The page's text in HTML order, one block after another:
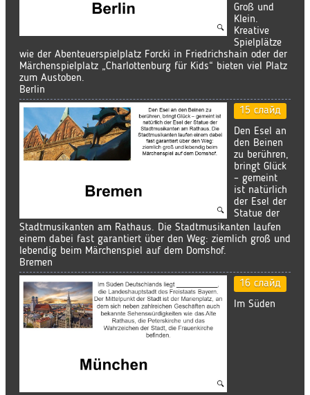
Groß und
Klein.
Kreative
Spielplätze
wie der Abenteuerspielplatz Forcki in Friedrichshain oder der
Märchenspielplatz „Charlottenburg für Kids“ bieten viel Platz
zum Austoben.
Berlin
15 слайд
Den Esel an
den Beinen
zu berühren,
bringt Glück
– gemeint
ist natürlich
der Esel der
Statue der
Stadtmusikanten am Rathaus. Die Stadtmusikanten laufen
einem dabei fast garantiert über den Weg: ziemlich groß und
lebendig beim Märchenspiel auf dem Domshof.
Bremen
16 слайд
Im Süden